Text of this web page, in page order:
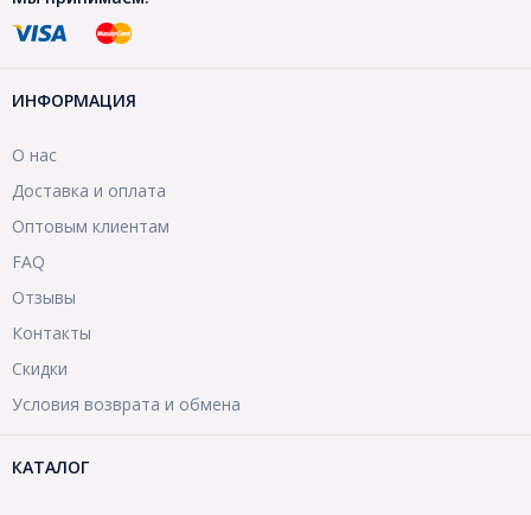
ИНФОРМАЦИЯ
О нас
Доставка и оплата
Оптовым клиентам
FAQ
Отзывы
Контакты
Скидки
Условия возврата и обмена
КАТАЛОГ